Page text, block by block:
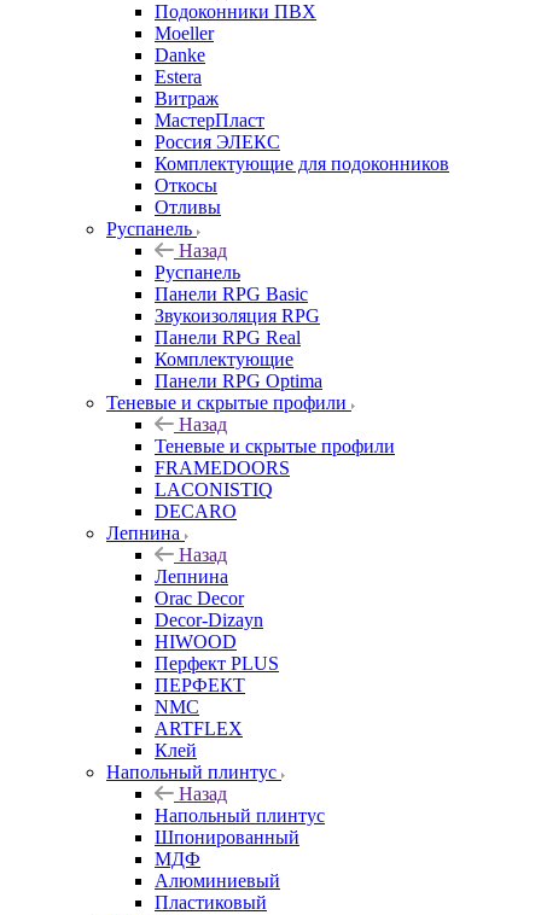
Подоконники ПВХ
Moeller
Danke
Estera
Витраж
МастерПласт
Россия ЭЛЕКС
Комплектующие для подоконников
Откосы
Отливы
Руспанель
Назад
Руспанель
Панели RPG Basic
Звукоизоляция RPG
Панели RPG Real
Комплектующие
Панели RPG Optima
Теневые и скрытые профили
Назад
Теневые и скрытые профили
FRAMEDOORS
LACONISTIQ
DECARO
Лепнина
Назад
Лепнина
Orac Decor
Decor-Dizayn
HIWOOD
Перфект PLUS
ПЕРФЕКТ
NMC
ARTFLEX
Клей
Напольный плинтус
Назад
Напольный плинтус
Шпонированный
МДФ
Алюминиевый
Пластиковый